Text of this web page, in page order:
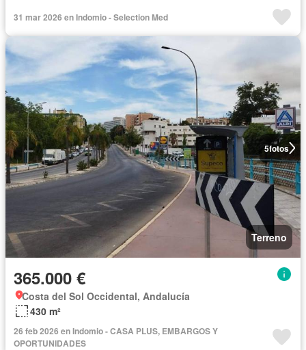
31 mar 2026 en Indomio - Selection Med
5fotos
Terreno
365.000 €
Costa del Sol Occidental, Andalucía
430 m²
26 feb 2026 en Indomio - CASA PLUS, EMBARGOS Y
OPORTUNIDADES